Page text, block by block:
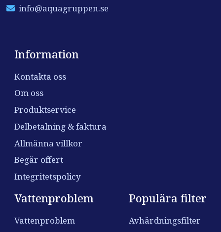
info@aquagruppen.se
Information
Kontakta oss
Om oss
Produktservice
Delbetalning & faktura
Allmänna villkor
Begär offert
Integritetspolicy
Vattenproblem
Vattenproblem
Populära filter
Avhärdningsfilter